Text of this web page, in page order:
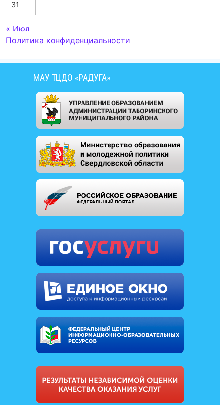
31
« Июл
Политика конфиденциальности
МАУ ТЦДО «РАДУГА»